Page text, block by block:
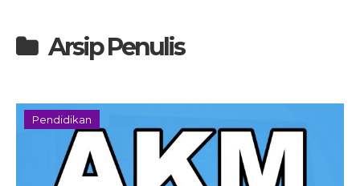
Arsip Penulis
Pendidikan